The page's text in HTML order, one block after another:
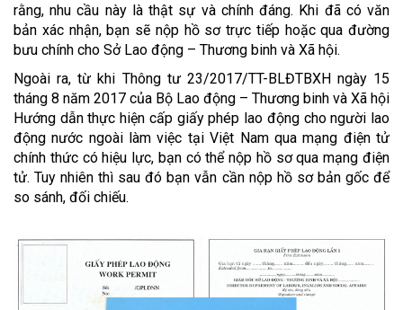
rằng, nhu cầu này là thật sự và chính đáng. Khi đã có văn
bản xác nhận, bạn sẽ nộp hồ sơ trực tiếp hoặc qua đường
bưu chính cho Sở Lao động – Thương binh và Xã hội.
Ngoài ra, từ khi Thông tư 23/2017/TT-BLĐTBXH ngày 15
tháng 8 năm 2017 của Bộ Lao động – Thương binh và Xã hội
Hướng dẫn thực hiện cấp giấy phép lao động cho người lao
động nước ngoài làm việc tại Việt Nam qua mạng điện tử
chính thức có hiệu lực, bạn có thể nộp hồ sơ qua mạng điện
tử. Tuy nhiên thì sau đó bạn vẫn cần nộp hồ sơ bản gốc để
so sánh, đối chiếu.